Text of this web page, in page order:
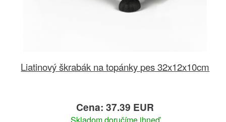
Liatinový škrabák na topánky pes 32x12x10cm
Cena: 37.39 EUR